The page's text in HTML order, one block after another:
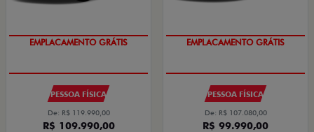
EMPLACAMENTO GRÁTIS
PESSOA FÍSICA
De: R$ 119.990,00
R$ 109.990,00
EMPLACAMENTO GRÁTIS
PESSOA FÍSICA
De: R$ 107.080,00
R$ 99.990,00